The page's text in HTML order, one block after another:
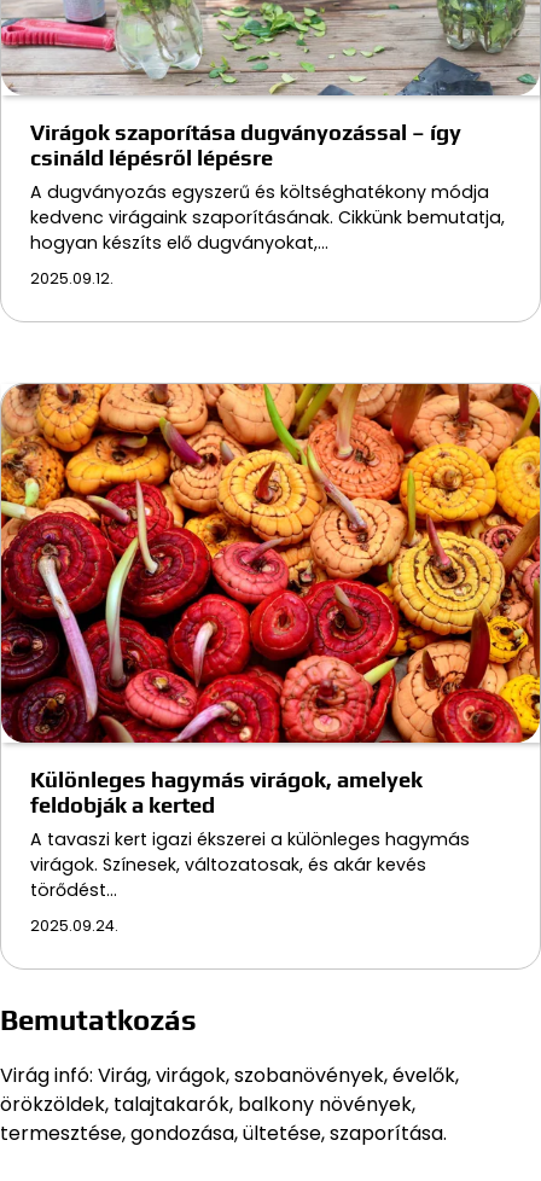
Virágok szaporítása dugványozással – így
csináld lépésről lépésre
A dugványozás egyszerű és költséghatékony módja
kedvenc virágaink szaporításának. Cikkünk bemutatja,
hogyan készíts elő dugványokat,…
2025.09.12.
Különleges hagymás virágok, amelyek
feldobják a kerted
A tavaszi kert igazi ékszerei a különleges hagymás
virágok. Színesek, változatosak, és akár kevés
törődést…
2025.09.24.
Bemutatkozás
Virág infó: Virág, virágok, szobanövények, évelők,
örökzöldek, talajtakarók, balkony növények,
termesztése, gondozása, ültetése, szaporítása.